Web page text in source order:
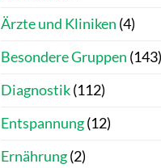
Ärzte und Kliniken (4)
Besondere Gruppen (143)
Diagnostik(112)
Entspannung(12)
Ernährung(2)